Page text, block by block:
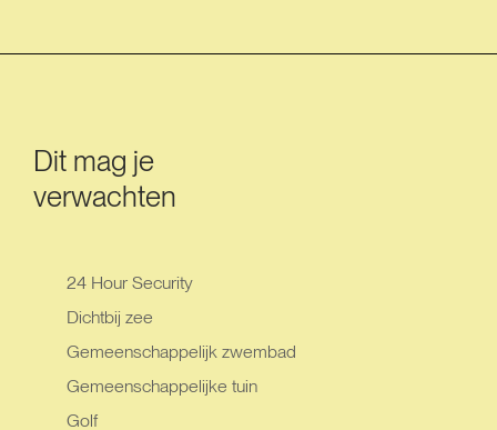
Dit mag je
verwachten
24 Hour Security
Dichtbij zee
Gemeenschappelijk zwembad
Gemeenschappelijke tuin
Golf